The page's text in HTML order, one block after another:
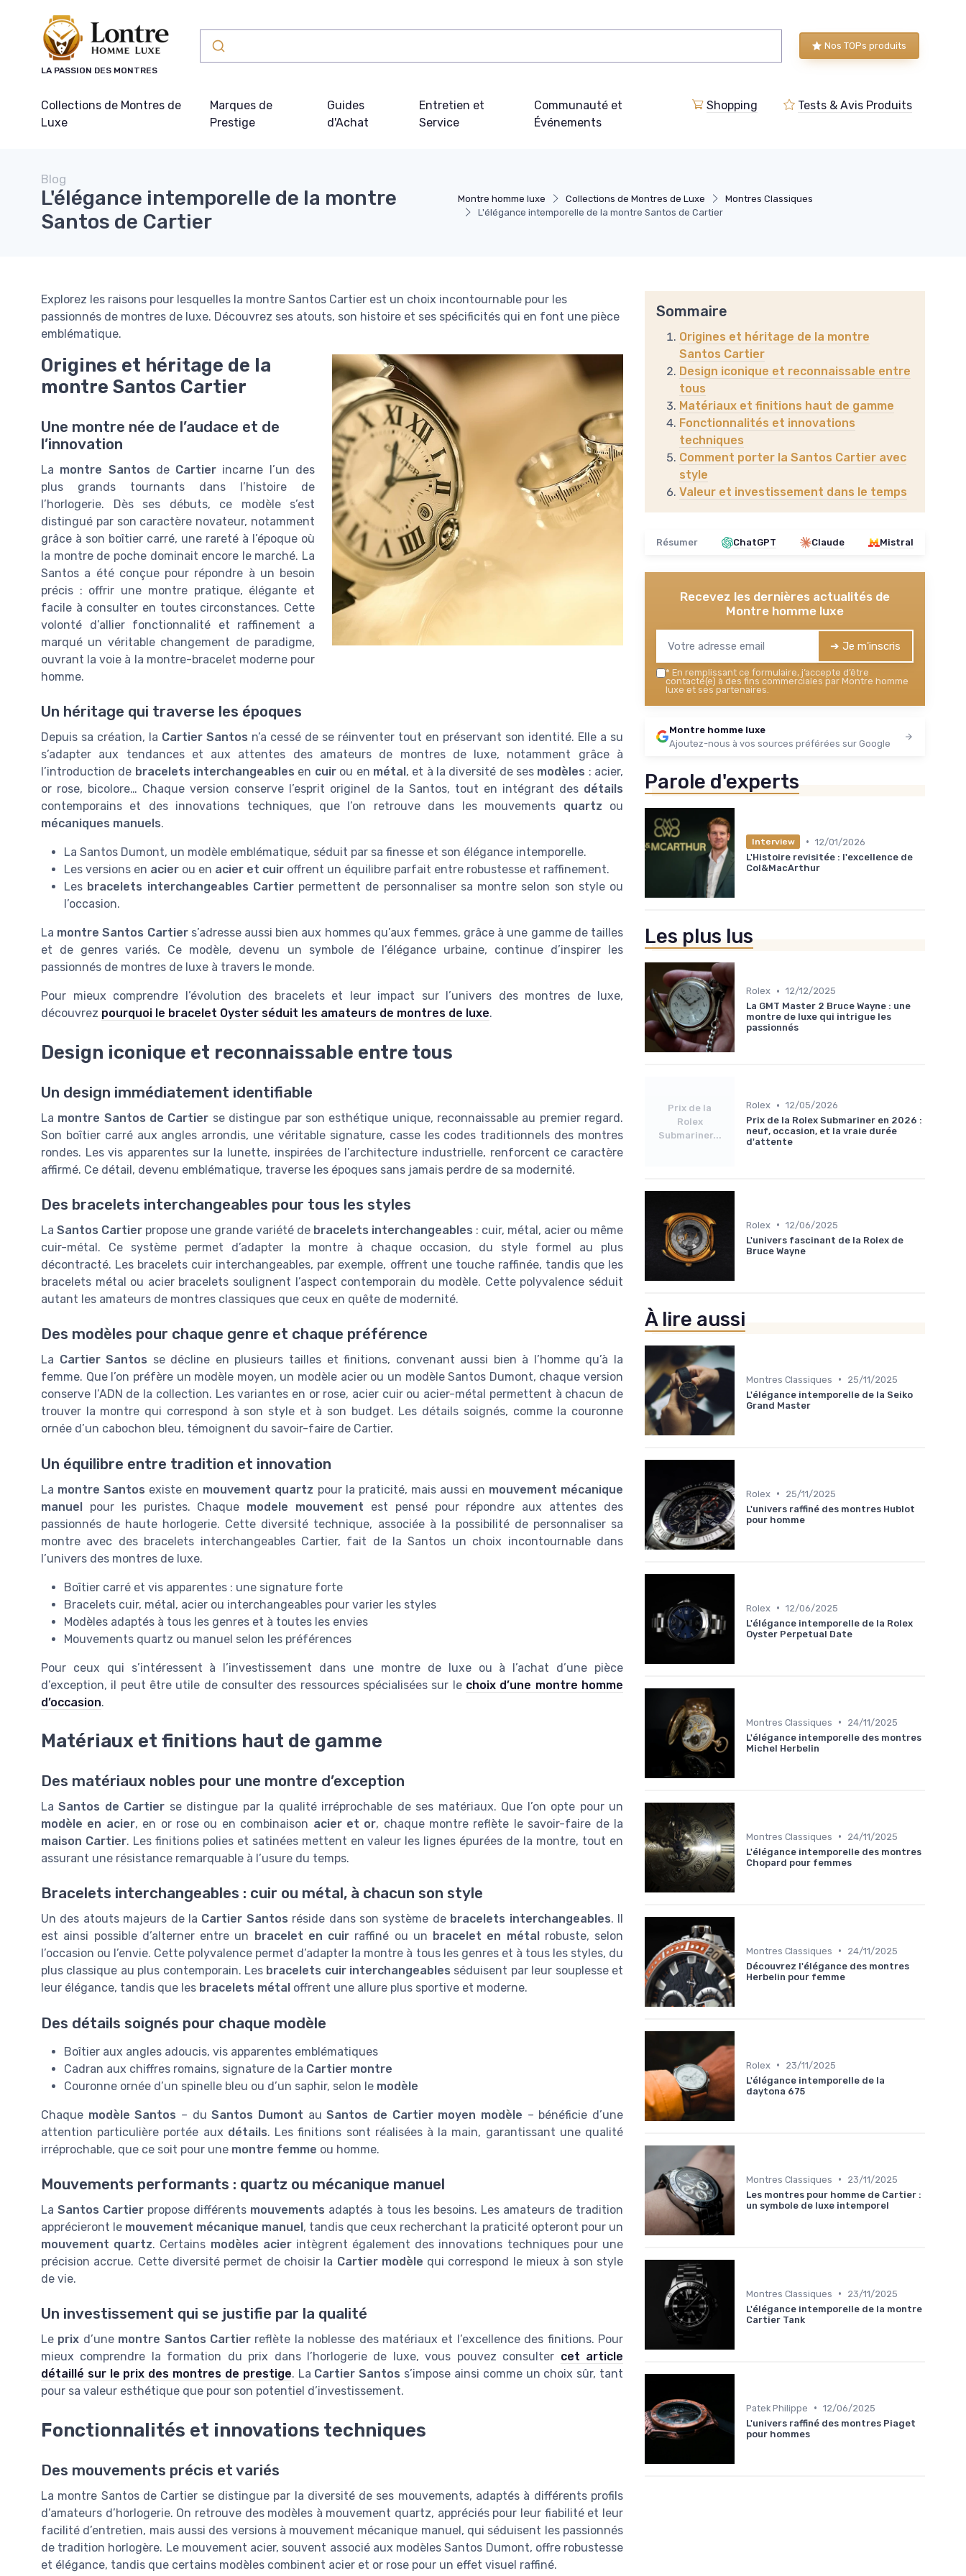
LA PASSION DES MONTRES
Nos TOPs produits
Collections de Montres de
Luxe
Marques de
Prestige
Guides
d'Achat
Entretien et
Service
Communauté et
Événements
Shopping Tests & Avis Produits
Montre homme luxe Collections de Montres de Luxe
Montres Classiques
L'élégance intemporelle de la montre Santos de Cartier
Blog
L'élégance intemporelle de la montre
Santos de Cartier
Explorez les raisons pour lesquelles la montre Santos Cartier est un choix incontournable pour les
passionnés de montres de luxe. Découvrez ses atouts, son histoire et ses spécificités qui en font une pièce
emblématique.
Origines et héritage de la
montre Santos Cartier
Une montre née de l’audace et de
l’innovation
La montre Santos de Cartier incarne l’un des
plus grands tournants dans l’histoire de
l’horlogerie. Dès ses débuts, ce modèle s’est
distingué par son caractère novateur, notamment
grâce à son boîtier carré, une rareté à l’époque où
la montre de poche dominait encore le marché. La
Santos a été conçue pour répondre à un besoin
précis : offrir une montre pratique, élégante et
facile à consulter en toutes circonstances. Cette
volonté d’allier fonctionnalité et raffinement a
marqué un véritable changement de paradigme,
ouvrant la voie à la montre-bracelet moderne pour
homme.
Un héritage qui traverse les époques
Depuis sa création, la Cartier Santos n’a cessé de se réinventer tout en préservant son identité. Elle a su
s’adapter aux tendances et aux attentes des amateurs de montres de luxe, notamment grâce à
l’introduction de bracelets interchangeables en cuirou en métal , et à la diversité de ses modèles : acier,
or rose, bicolore… Chaque version conserve l’esprit originel de la Santos, tout en intégrant des détails
contemporains et des innovations techniques, que l’on retrouve dans les mouvements quartz ou
mécaniques manuels.
La Santos Dumont, un modèle emblématique, séduit par sa finesse et son élégance intemporelle.
Les versions en acier ou en acier et cuir offrent un équilibre parfait entre robustesse et raffinement.
Les bracelets interchangeables Cartierpermettent de personnaliser sa montre selon son style ou
l’occasion.
La montre Santos Cartiers’adresse aussi bien aux hommes qu’aux femmes, grâce à une gamme de tailles
et de genres variés. Ce modèle, devenu un symbole de l’élégance urbaine, continue d’inspirer les
passionnés de montres de luxe à travers le monde.
Pour mieux comprendre l’évolution des bracelets et leur impact sur l’univers des montres de luxe,
découvrez pourquoi le bracelet Oyster séduit les amateurs de montres de luxe.
Design iconique et reconnaissable entre tous
Un design immédiatement identifiable
La montre Santos de Cartier se distingue par son esthétique unique, reconnaissable au premier regard.
Son boîtier carré aux angles arrondis, une véritable signature, casse les codes traditionnels des montres
rondes. Les vis apparentes sur la lunette, inspirées de l’architecture industrielle, renforcent ce caractère
affirmé. Ce détail, devenu emblématique, traverse les époques sans jamais perdre de sa modernité.
Des bracelets interchangeables pour tous les styles
La Santos Cartier propose une grande variété de bracelets interchangeables : cuir, métal, acier ou même
cuir-métal. Ce système permet d’adapter la montre à chaque occasion, du style formel au plus
décontracté. Les bracelets cuir interchangeables, par exemple, offrent une touche raffinée, tandis que les
bracelets métal ou acier bracelets soulignent l’aspect contemporain du modèle. Cette polyvalence séduit
autant les amateurs de montres classiques que ceux en quête de modernité.
Des modèles pour chaque genre et chaque préférence
La Cartier Santos se décline en plusieurs tailles et finitions, convenant aussi bien à l’homme qu’à la
femme. Que l’on préfère un modèle moyen, un modèle acier ou un modèle Santos Dumont, chaque version
conserve l’ADN de la collection. Les variantes en or rose, acier cuir ou acier-métal permettent à chacun de
trouver la montre qui correspond à son style et à son budget. Les détails soignés, comme la couronne
ornée d’un cabochon bleu, témoignent du savoir-faire de Cartier.
Un équilibre entre tradition et innovation
La montre Santos existe en mouvement quartz pour la praticité, mais aussi en mouvement mécanique
manuel pour les puristes. Chaque modele mouvement est pensé pour répondre aux attentes des
passionnés de haute horlogerie. Cette diversité technique, associée à la possibilité de personnaliser sa
montre avec des bracelets interchangeables Cartier, fait de la Santos un choix incontournable dans
l’univers des montres de luxe.
Boîtier carré et vis apparentes : une signature forte
Bracelets cuir, métal, acier ou interchangeables pour varier les styles
Modèles adaptés à tous les genres et à toutes les envies
Mouvements quartz ou manuel selon les préférences
Pour ceux qui s’intéressent à l’investissement dans une montre de luxe ou à l’achat d’une pièce
d’exception, il peut être utile de consulter des ressources spécialisées sur le choix d’une montre homme
d’occasion.
Matériaux et finitions haut de gamme
Des matériaux nobles pour une montre d’exception
LaSantos de Cartier se distingue par la qualité irréprochable de ses matériaux. Que l’on opte pour un
modèle en acier, en or rose ou en combinaison acier et or, chaque montre reflète le savoir-faire de la
maison Cartier. Les finitions polies et satinées mettent en valeur les lignes épurées de la montre, tout en
assurant une résistance remarquable à l’usure du temps.
Bracelets interchangeables : cuir ou métal, à chacun son style
Un des atouts majeurs de la Cartier Santos réside dans son système de bracelets interchangeables. Il
est ainsi possible d’alterner entre un
bracelet en cuir raffiné ou un bracelet en métal
robuste, selon
l’occasion ou l’envie. Cette polyvalence permet d’adapter la montre à tous les genres et à tous les styles, du
plus classique au plus contemporain. Les bracelets cuir interchangeables séduisent par leur souplesse et
leur élégance, tandis que les bracelets métal offrent une allure plus sportive et moderne.
Des détails soignés pour chaque modèle
Boîtier aux angles adoucis, vis apparentes emblématiques
Cadran aux chiffres romains, signature de la Cartier montre
Couronne ornée d’un spinelle bleu ou d’un saphir, selon le modèle
Chaque modèle Santos – duSantos Dumont auSantos de Cartier moyen modèle – bénéficie d’une
attention particulière portée aux détails. Les finitions sont réalisées à la main, garantissant une qualité
irréprochable, que ce soit pour une montre femme ou homme.
Mouvements performants : quartz ou mécanique manuel
LaSantos Cartier propose différents mouvements adaptés à tous les besoins. Les amateurs de tradition
apprécieront le mouvement mécanique manuel, tandis que ceux recherchant la praticité opteront pour un
mouvement quartz. Certains modèles acierintègrent également des innovations techniques pour une
précision accrue. Cette diversité permet de choisir la Cartier modèle qui correspond le mieux à son style
de vie.
Un investissement qui se justifie par la qualité
Le prix d’une montre Santos Cartier reflète la noblesse des matériaux et l’excellence des finitions. Pour
mieux comprendre la formation du prix dans l’horlogerie de luxe, vous pouvez consulter cet article
détaillé sur le prix des montres de prestige. La Cartier Santos s’impose ainsi comme un choix sûr, tant
pour sa valeur esthétique que pour son potentiel d’investissement.
Fonctionnalités et innovations techniques
Des mouvements précis et variés
La montre Santos de Cartier se distingue par la diversité de ses mouvements, adaptés à différents profils
d’amateurs d’horlogerie. On retrouve des modèles à mouvement quartz, appréciés pour leur fiabilité et leur
facilité d’entretien, mais aussi des versions à mouvement mécanique manuel, qui séduisent les passionnés
de tradition horlogère. Le mouvement acier, souvent associé aux modèles Santos Dumont, offre robustesse
et élégance, tandis que certains modèles combinent acier et or rose pour un effet visuel raffiné.
Sommaire
Origines et héritage de la montre
Santos Cartier
Design iconique et reconnaissable entre
tous
Matériaux et finitions haut de gamme
Fonctionnalités et innovations
techniques
Comment porter la Santos Cartier avec
style
Valeur et investissement dans le temps
Résumer ChatGPT Claude Mistral
Recevez les dernières actualités de
Montre homme luxe
➔ Je m'inscris
* En remplissant ce formulaire, j’accepte d’être
contacté(e) à des fins commerciales par Montre homme
luxe et ses partenaires.
Montre homme luxe
Ajoutez-nous à vos sources préférées sur Google
Parole d'experts
Interview • 12/01/2026
L'Histoire revisitée : l'excellence de
Col&MacArthur
Les plus lus
Rolex • 12/12/2025
La GMT Master 2 Bruce Wayne : une
montre de luxe qui intrigue les
passionnés
Prix de la
Rolex
Submariner...
Rolex • 12/05/2026
Prix de la Rolex Submariner en 2026 :
neuf, occasion, et la vraie durée
d'attente
Rolex • 12/06/2025
L'univers fascinant de la Rolex de
Bruce Wayne
À lire aussi
Montres Classiques •
25/11/2025
L'élégance intemporelle de la Seiko
Grand Master
Rolex •
25/11/2025
L'univers raffiné des montres Hublot
pour homme
Rolex • 12/06/2025
L'élégance intemporelle de la Rolex
Oyster Perpetual Date
Montres Classiques •
24/11/2025
L'élégance intemporelle des montres
Michel Herbelin
Montres Classiques •
24/11/2025
L'élégance intemporelle des montres
Chopard pour femmes
Montres Classiques •
24/11/2025
Découvrez l'élégance des montres
Herbelin pour femme
Rolex •
23/11/2025
L'élégance intemporelle de la
daytona 675
Montres Classiques •
23/11/2025
Les montres pour homme de Cartier :
un symbole de luxe intemporel
Montres Classiques •
23/11/2025
L'élégance intemporelle de la montre
Cartier Tank
Patek Philippe • 12/06/2025
L'univers raffiné des montres Piaget
pour hommes